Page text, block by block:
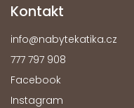
Kontakt
info@nabytekatika.cz
777 797 908
Facebook
Instagram